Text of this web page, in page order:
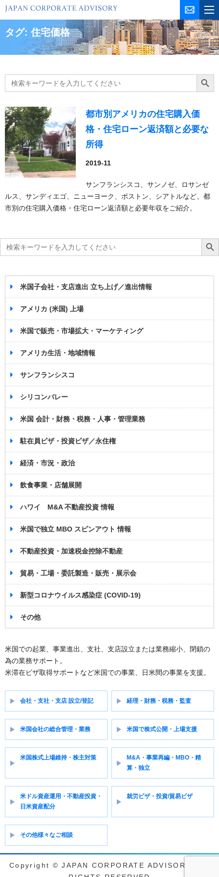
コ
ス
プ
タグ:住宅価格
Search
for:
Search
都市別アメリカの住宅購入価
格・住宅ローン返済額と必要な
所得
2019-11
サンフランシスコ、サンノゼ、ロサンゼ
ルス、サンディエゴ、ニューヨーク、ボストン、シアトルなど、都
市別の住宅購入価格・住宅ローン返済額と必要年収をご紹介。
Search
for:
Search
米国子会社・支店進出 立ち上げ／進出情報
アメリカ (米国) 上場
米国で販売・市場拡大・マーケティング
アメリカ生活・地域情報
サンフランシスコ
シリコンバレー
米国 会計・財務・税務・人事・管理業務
駐在員ビザ・投資ビザ／永住権
経済・市況・政治
飲食事業・店舗展開
ハワイ M&A 不動産投資 情報
米国で独立 MBO スピンアウト 情報
不動産投資・加速税金控除不動産
貿易・工場・委託製造・販売・展示会
新型コロナウイルス感染症 (COVID-19)
その他
米国での起業、事業進出、支社、支店設立または業務縮小、閉鎖の
為の業務サポート。
米滞在ビザ取得サポートなど米国での事業、日米間の事業を支援。
会社・支社・支店 設立/登記 経理・財務・税務・監査
米国会社の総合管理・業務 米国で株式公開・上場支援
米国株式上場維持・株主対策
M&A・事業再編・MBO・精
算・独立
米ドル資産運用・不動産投資・
日米資産配分
就労ビザ・投資/貿易ビザ
その他様々なご相談
Copyright © JAPAN CORPORATE ADVISORY ALL